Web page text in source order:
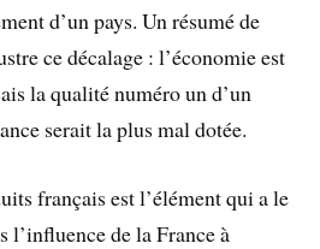
d’un pays. Un résumé de
ce décalage : l’économie est
la qualité numéro un d’un
serait la plus mal dotée.
français est l’élément qui a le
l’influence de la France à